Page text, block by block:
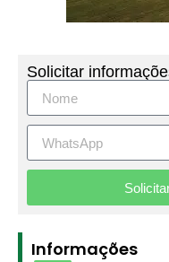
Solicitar
Informações